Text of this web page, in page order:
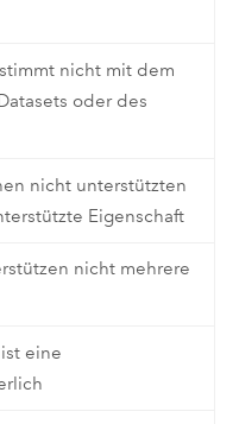
nicht mit dem
oder des
nicht unterstützten
Eigenschaft
nicht mehrere
eine